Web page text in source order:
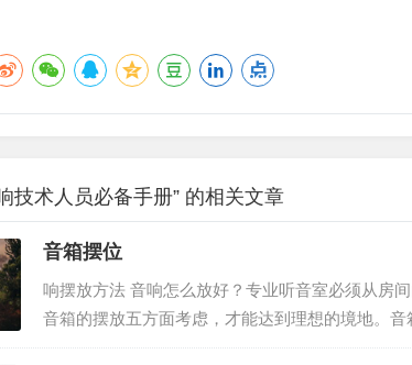
技术人员必备手册” 的相关文章
音箱摆位
响摆放方法 音响怎么放好？专业听音室必须从房
音箱的摆放五方面考虑，才能达到理想的境地。
到一个好的效果摆放位置也有很多的技巧，那么